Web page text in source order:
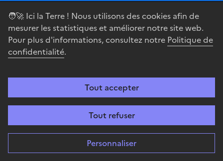
🧑‍🚀 Ici la Terre ! Nous utilisons des cookies afin de
mesurer les statistiques et améliorer notre site web.
Pour plus d'informations, consultez notre Politique de
confidentialité.
Tout accepter
Tout refuser
Personnaliser
Agrandir l'image
Le bassin permien polarise ainsi 40 % de la production
étasunienne d’ExxonMobil, dont le siège est à Irving
dans la banlieue de Dallas et qui est l’héritière directe
de la fameuse John D. Rockefeller’s Standard Oil. Les
firmes étasuniennes profitent aussi de la tendance au
désengagement des grands européens comme Shell